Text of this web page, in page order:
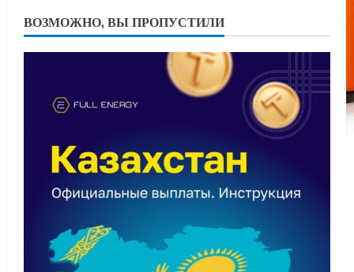
ВОЗМОЖНО, ВЫ ПРОПУСТИЛИ